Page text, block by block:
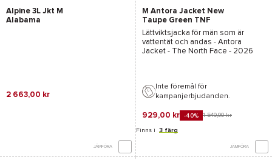
Alpine 3L Jkt M
Alabama
2 663,00 kr
JÄMFÖRA
M Antora Jacket New
Taupe Green TNF
Black
Lättviktsjacka för män som är
vattentät och andas - Antora
Jacket - The North Face - 2026
Inte föremål för
kampanjerbjudanden.
929,00 kr -40% 1 549,90 kr
Finns i 3 färg
JÄMFÖRA